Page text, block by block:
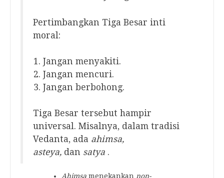
Pertimbangkan Tiga Besar inti
moral:
Jangan menyakiti.
Jangan mencuri.
Jangan berbohong.
Tiga Besar tersebut hampir
universal. Misalnya, dalam tradisi
Vedanta, ada ahimsa,
asteya, dan satya .
Ahimsa menekankan non-